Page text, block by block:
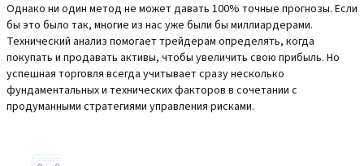
Однако ни один метод не может давать 100% точные прогнозы. Если
бы это было так, многие из нас уже были бы миллиардерами.
Технический анализ помогает трейдерам определять, когда
покупать и продавать активы, чтобы увеличить свою прибыль. Но
успешная торговля всегда учитывает сразу несколько
фундаментальных и технических факторов в сочетании с
продуманными стратегиями управления рисками.